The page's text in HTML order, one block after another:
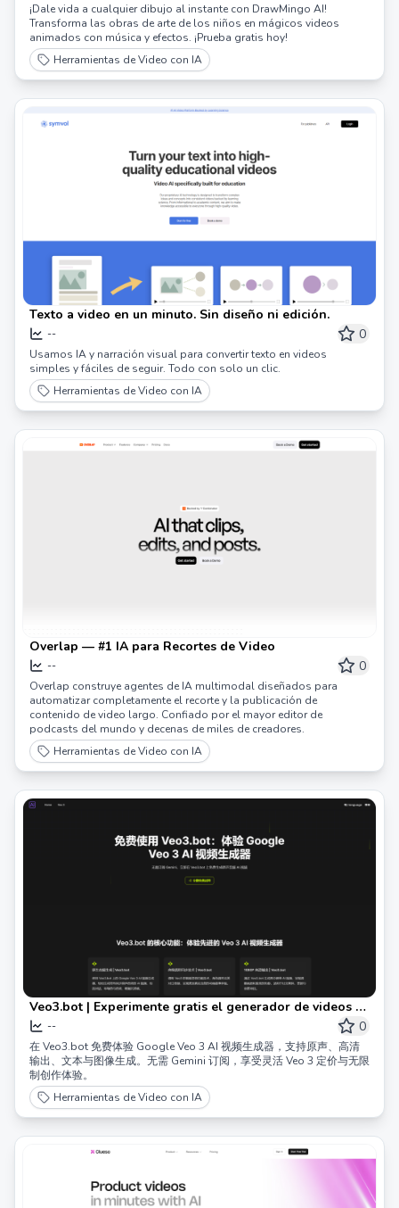
¡Dale vida a cualquier dibujo al instante con DrawMingo AI!
Transforma las obras de arte de los niños en mágicos videos
animados con música y efectos. ¡Prueba gratis hoy!
Herramientas de Video con IA
Texto a video en un minuto. Sin diseño ni edición.
-- 0
Usamos IA y narración visual para convertir texto en videos
simples y fáciles de seguir. Todo con solo un clic.
Herramientas de Video con IA
Overlap — #1 IA para Recortes de Video
-- 0
Overlap construye agentes de IA multimodal diseñados para
automatizar completamente el recorte y la publicación de
contenido de video largo. Confiado por el mayor editor de
podcasts del mundo y decenas de miles de creadores.
Herramientas de Video con IA
Veo3.bot | Experimente gratis el generador de videos AI
de Google Veo 3, que admite audio original y 1080P en
alta definición.
-- 0
在 Veo3.bot 免费体验 Google Veo 3 AI 视频生成器，支持原声、高清
输出、文本与图像生成。无需 Gemini 订阅，享受灵活 Veo 3 定价与无限
制创作体验。
Herramientas de Video con IA